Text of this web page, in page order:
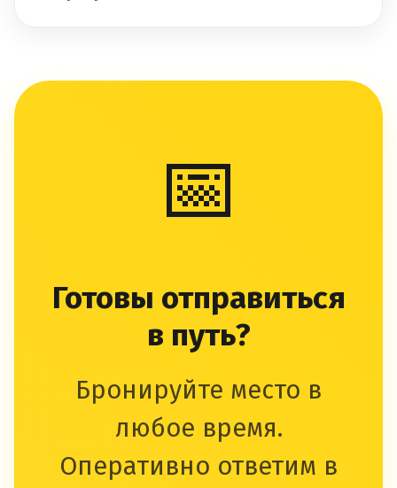
📅
Готовы отправиться
в путь?
Бронируйте место в
любое время.
Оперативно ответим в